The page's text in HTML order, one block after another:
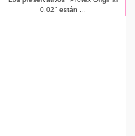
0.02" están ...